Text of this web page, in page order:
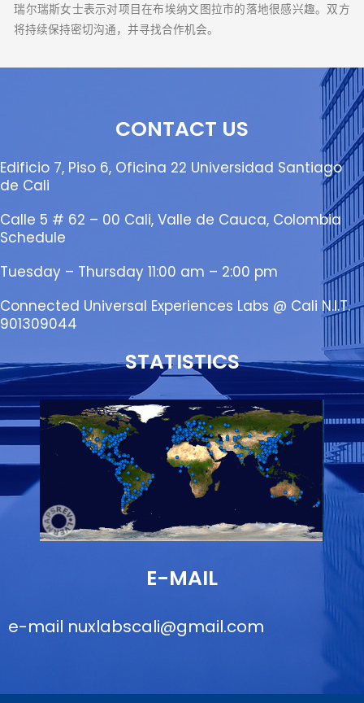
瑞尔瑞斯女士表示对项目在布埃纳文图拉市的落地很感兴趣。双方
将持续保持密切沟通，并寻找合作机会。
CONTACT US
Edificio 7, Piso 6, Oficina 22 Universidad Santiago
de Cali
Calle 5 # 62 – 00 Cali, Valle de Cauca, Colombia
Schedule
Tuesday – Thursday 11:00 am – 2:00 pm
Connected Universal Experiences Labs @ Cali N.I.T.
901309044
STATISTICS
E-MAIL
e-mail nuxlabscali@gmail.com